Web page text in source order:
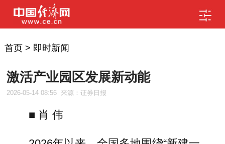
首页> 即时新闻
激活产业园区发展新动能
2026-05-14 08:56 来源：证券日报
■ 肖 伟